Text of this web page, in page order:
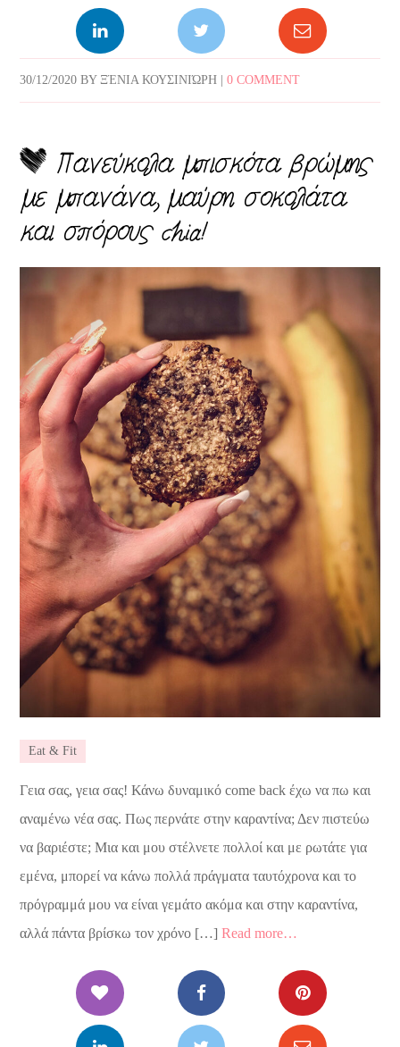
30/12/2020 BYΞΈΝΙΑ ΚΟΥΣΙΝΙΏΡΗ |0 COMMENT
Πανεύκολα μπισκότα βρώμης
με μπανάνα, μαύρη σοκολάτα
και σπόρους chia!
Eat & Fit
Γεια σας, γεια σας! Κάνω δυναμικό come back έχω να πω και
αναμένω νέα σας. Πως περνάτε στην καραντίνα; Δεν πιστεύω
να βαριέστε; Μια και μου στέλνετε πολλοί και με ρωτάτε για
εμένα, μπορεί να κάνω πολλά πράγματα ταυτόχρονα και το
πρόγραμμά μου να είναι γεμάτο ακόμα και στην καραντίνα,
αλλά πάντα βρίσκω τον χρόνο […]Read more…